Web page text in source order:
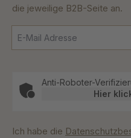
die jeweilige B2B-Seite an.
Anti-Roboter-
Hier
Ich habe die